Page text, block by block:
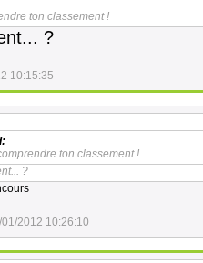
ton classement !
?
10:15:35
ton classement !
?
2012 10:26:10